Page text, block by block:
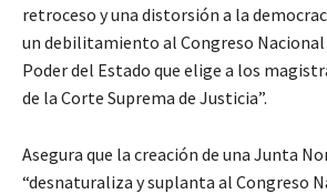
retroceso y una distorsión a la
un debilitamiento al Congreso Nacional
Poder del Estado que elige a los
de la Corte Suprema de Justicia”.
Asegura que la creación de una Junta
“desnaturaliza y suplanta al Congreso